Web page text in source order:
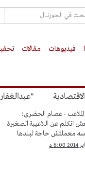
فيديوهات مقالات
"عبدالغفار" عن
- عصام الحضرى:
اتكلم عن اللاعيبة الصغيرة
لسه معملتش حاجة لبلدها